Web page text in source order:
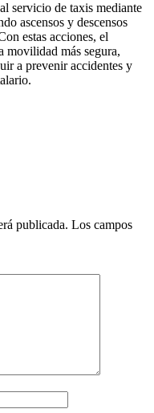
servicio de taxis mediante
ascensos y descensos
estas acciones, el
movilidad más segura,
a prevenir accidentes y
publicada. Los campos